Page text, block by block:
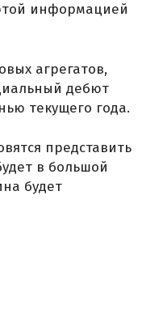
информацией
агрегатов,
дебют
текущего года.
представить
в большой
будет